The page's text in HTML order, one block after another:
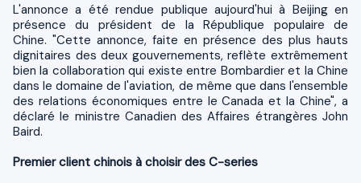
L'annonce a été rendue publique aujourd'hui à Beijing en
présence du président de la République populaire de
Chine. "Cette annonce, faite en présence des plus hauts
dignitaires des deux gouvernements, reflète extrêmement
bien la collaboration qui existe entre Bombardier et la Chine
dans le domaine de l'aviation, de même que dans l'ensemble
des relations économiques entre le Canada et la Chine", a
déclaré le ministre Canadien des Affaires étrangères John
Baird.
Premier client chinois à choisir des C-series